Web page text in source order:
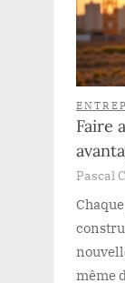
Faire
Pascal
même